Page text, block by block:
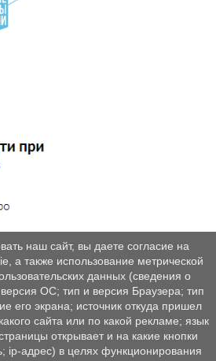
наш сайт, вы даете согласие на
а также использование метрической
данных (сведения о
ОС; тип и версия Браузера; тип
его экрана; источник откуда пришел
сайта или по какой рекламе; язык
открывает и на какие кнопки
ip-адрес) в целях функционирования